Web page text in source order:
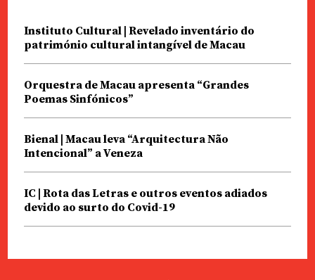
Instituto Cultural | Revelado inventário do
património cultural intangível de Macau
Orquestra de Macau apresenta “Grandes
Poemas Sinfónicos”
Bienal | Macau leva “Arquitectura Não
Intencional” a Veneza
IC | Rota das Letras e outros eventos adiados
devido ao surto do Covid-19